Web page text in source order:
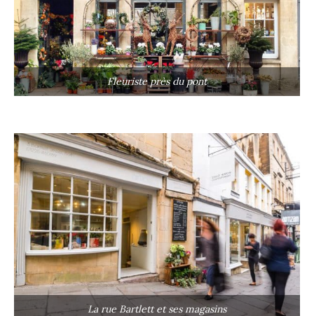
Fleuriste près du pont
La rue Bartlett et ses magasins